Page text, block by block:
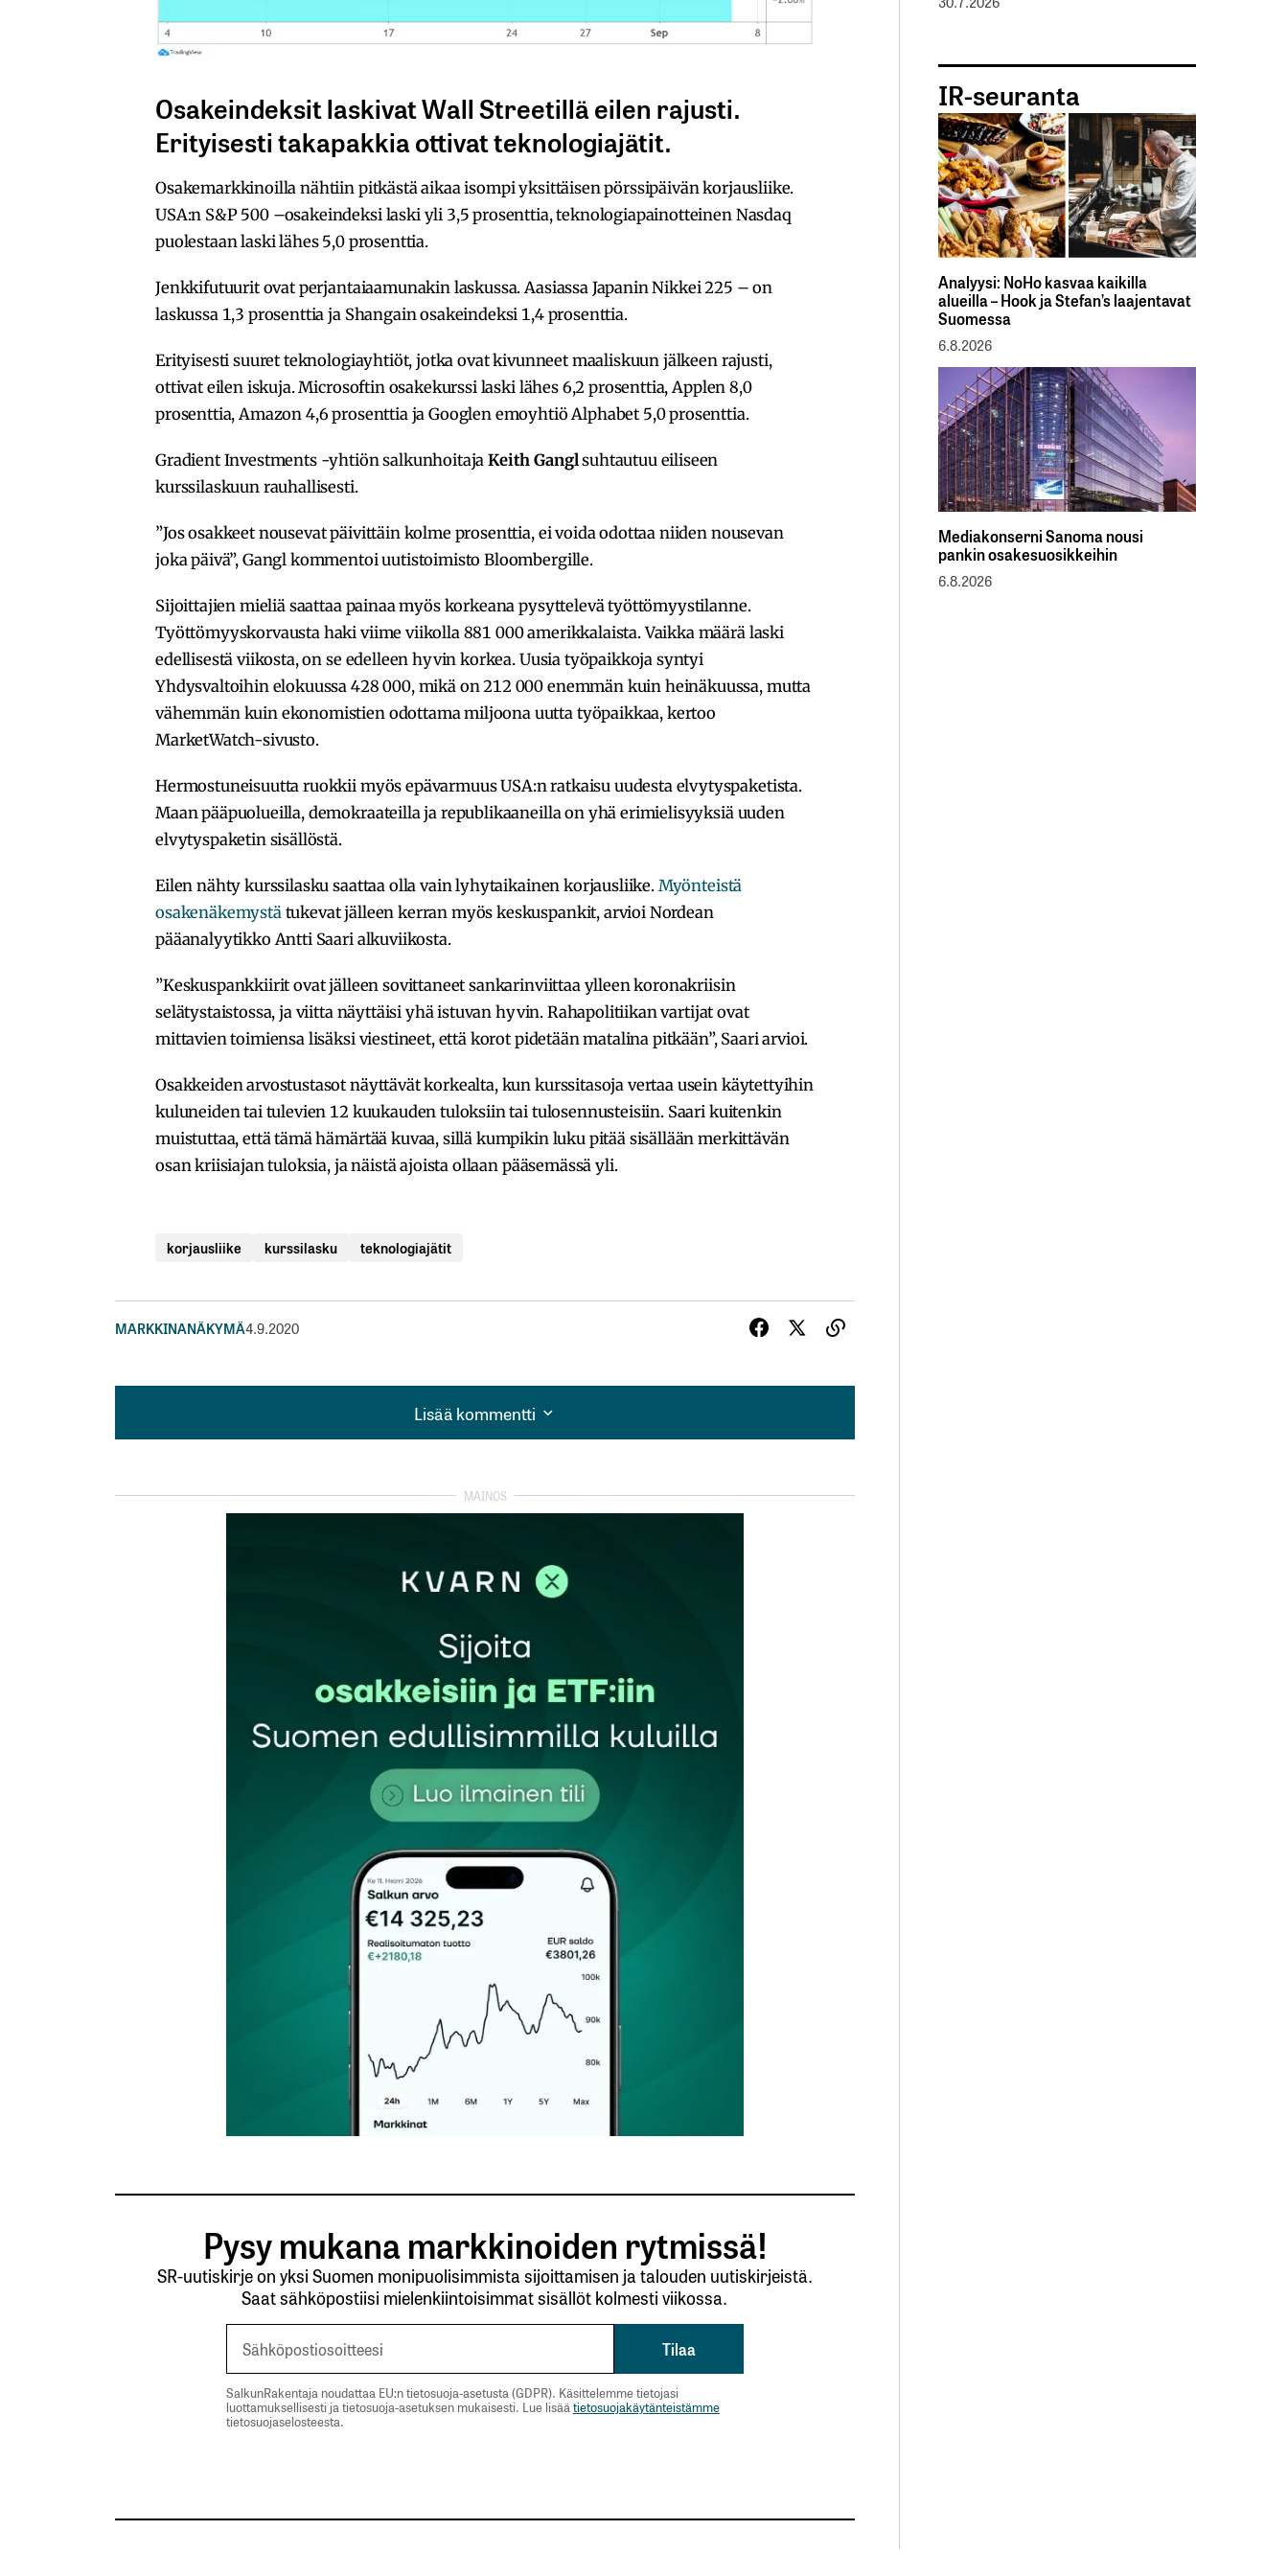
Osakeindeksit laskivat Wall Streetillä eilen rajusti.
Erityisesti takapakkia ottivat teknologiajätit.
Osakemarkkinoilla nähtiin pitkästä aikaa isompi yksittäisen pörssipäivän korjausliike.
USA:n S&P 500 –osakeindeksi laski yli 3,5 prosenttia, teknologiapainotteinen Nasdaq
puolestaan laski lähes 5,0 prosenttia.
Jenkkifutuurit ovat perjantaiaamunakin laskussa. Aasiassa Japanin Nikkei 225 – on
laskussa 1,3 prosenttia ja Shangain osakeindeksi 1,4 prosenttia.
Erityisesti suuret teknologiayhtiöt, jotka ovat kivunneet maaliskuun jälkeen rajusti,
ottivat eilen iskuja. Microsoftin osakekurssi laski lähes 6,2 prosenttia, Applen 8,0
prosenttia, Amazon 4,6 prosenttia ja Googlen emoyhtiö Alphabet 5,0 prosenttia.
Gradient Investments -yhtiön salkunhoitajaKeith Ganglsuhtautuu eiliseen
kurssilaskuun rauhallisesti.
”Jos osakkeet nousevat päivittäin kolme prosenttia, ei voida odottaa niiden nousevan
joka päivä”, Gangl kommentoi uutistoimisto Bloombergille.
Sijoittajien mieliä saattaa painaa myös korkeana pysyttelevä työttömyystilanne.
Työttömyyskorvausta haki viime viikolla 881 000 amerikkalaista. Vaikka määrä laski
edellisestä viikosta, on se edelleen hyvin korkea. Uusia työpaikkoja syntyi
Yhdysvaltoihin elokuussa 428 000, mikä on 212 000 enemmän kuin heinäkuussa, mutta
vähemmän kuin ekonomistien odottama miljoona uutta työpaikkaa, kertoo
MarketWatch-sivusto.
Hermostuneisuutta ruokkii myös epävarmuus USA:n ratkaisu uudesta elvytyspaketista.
Maan pääpuolueilla, demokraateilla ja republikaaneilla on yhä erimielisyyksiä uuden
elvytyspaketin sisällöstä.
Eilen nähty kurssilasku saattaa olla vain lyhytaikainen korjausliike. Myönteistä
osakenäkemystätukevat jälleen kerran myös keskuspankit, arvioi Nordean
pääanalyytikko Antti Saari alkuviikosta.
”Keskuspankkiirit ovat jälleen sovittaneet sankarinviittaa ylleen koronakriisin
selätystaistossa, ja viitta näyttäisi yhä istuvan hyvin. Rahapolitiikan vartijat ovat
mittavien toimiensa lisäksi viestineet, että korot pidetään matalina pitkään”, Saari arvioi.
Osakkeiden arvostustasot näyttävät korkealta, kun kurssitasoja vertaa usein käytettyihin
kuluneiden tai tulevien 12 kuukauden tuloksiin tai tulosennusteisiin. Saari kuitenkin
muistuttaa, että tämä hämärtää kuvaa, sillä kumpikin luku pitää sisällään merkittävän
osan kriisiajan tuloksia, ja näistä ajoista ollaan pääsemässä yli.
korjausliike kurssilasku teknologiajätit
MARKKINANÄKYMÄ4.9.2020
Lisää kommentti
Lisää kommentti
Sähköpostiosoitteesi
Tilaa SalkunRakentajan uutiskirje
Pysy mukana markkinoiden rytmissä!
SR-uutiskirje on yksi Suomen monipuolisimmista sijoittamisen ja talouden uutiskirjeistä.
Saat sähköpostiisi mielenkiintoisimmat sisällöt kolmesti viikossa.
SalkunRakentaja noudattaa EU:n tietosuoja-asetusta (GDPR). Käsittelemme tietojasi
luottamuksellisesti ja tietosuoja-asetuksen mukaisesti. Lue lisäätietosuojakäytänteistämme
tietosuojaselosteesta.
IR-seuranta
Analyysi: NoHo kasvaa kaikilla
alueilla – Hook ja Stefan’s laajentavat
Suomessa
6.8.2026
Mediakonserni Sanoma nousi
pankin osakesuosikkeihin
6.8.2026